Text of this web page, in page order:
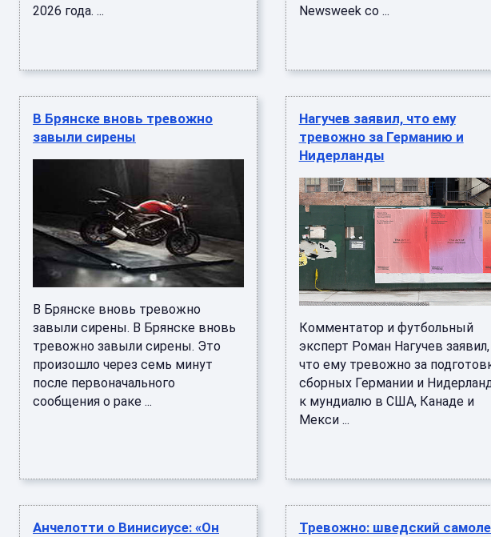
2026 года. ...
Newsweek со ...
В Брянске вновь тревожно
завыли сирены
В Брянске вновь тревожно
завыли сирены. В Брянске вновь
тревожно завыли сирены. Это
произошло через семь минут
после первоначального
сообщения о раке ...
Нагучев заявил, что ему
тревожно за Германию и
Нидерланды
Комментатор и футбольный
эксперт Роман Нагучев заявил,
что ему тревожно за
сборных Германии и
к мундиалю в США, Канаде и
Мекси ...
Анчелотти о Винисиусе: «Он
Тревожно: шведский